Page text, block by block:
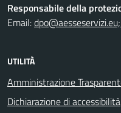
Responsabile della
Email:
UTILITÀ
Amministrazione
Dichiarazione di accessibilità